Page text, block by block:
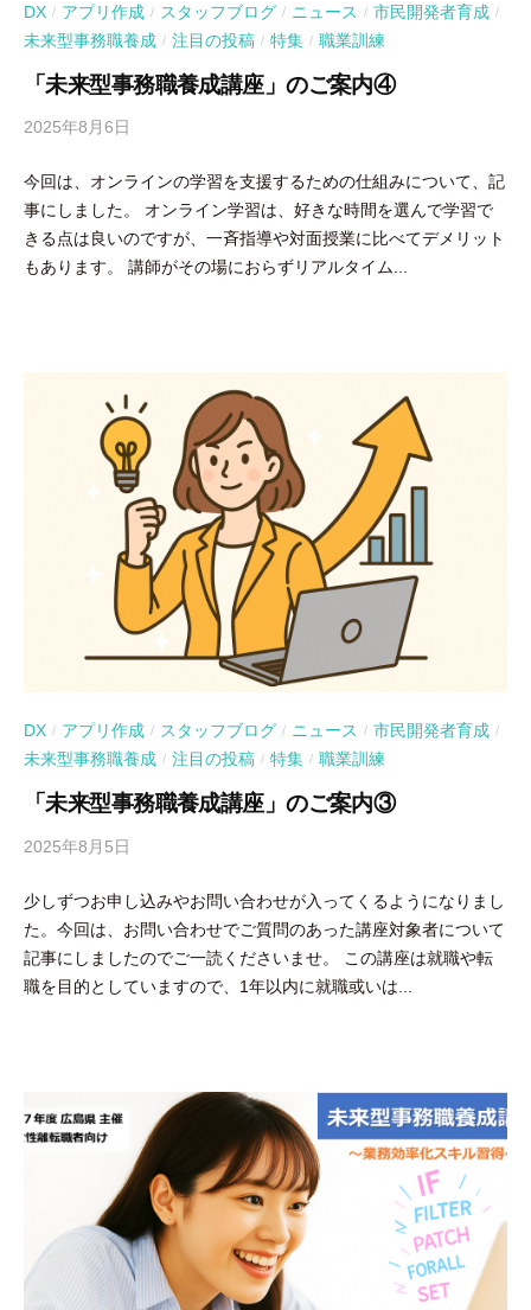
DX / アプリ作成 / スタッフブログ / ニュース / 市民開発者育成 /
未来型事務職養成 / 注目の投稿 / 特集 / 職業訓練
「未来型事務職養成講座」のご案内④
2025年8月6日
吉
田
豪
今回は、オンラインの学習を支援するための仕組みについて、記
事にしました。 オンライン学習は、好きな時間を選んで学習で
きる点は良いのですが、一斉指導や対面授業に比べてデメリット
もあります。 講師がその場におらずリアルタイム...
DX / アプリ作成 / スタッフブログ / ニュース / 市民開発者育成 /
未来型事務職養成 / 注目の投稿 / 特集 / 職業訓練
「未来型事務職養成講座」のご案内③
2025年8月5日
吉
田
豪
少しずつお申し込みやお問い合わせが入ってくるようになりまし
た。今回は、お問い合わせでご質問のあった講座対象者について
記事にしましたのでご一読くださいませ。 この講座は就職や転
職を目的としていますので、1年以内に就職或いは...